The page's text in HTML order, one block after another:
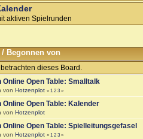
aktiven Spielrunden
/ Begonnen von
dieses Board.
Online Open Table: Smalltalk
vonHotzenplot «1 2 3 »
Online Open Table: Kalender
vonHotzenplot
Online Open Table: Spielleitungsgefasel
vonHotzenplot «1 2 3 »